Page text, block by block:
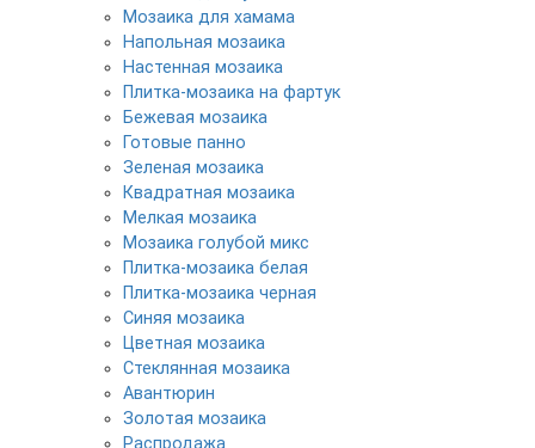
Мозаика для хамама
Напольная мозаика
Настенная мозаика
Плитка-мозаика на фартук
Бежевая мозаика
Готовые панно
Зеленая мозаика
Квадратная мозаика
Мелкая мозаика
Мозаика голубой микс
Плитка-мозаика белая
Плитка-мозаика черная
Синяя мозаика
Цветная мозаика
Cтеклянная мозаика
Авантюрин
Золотая мозаика